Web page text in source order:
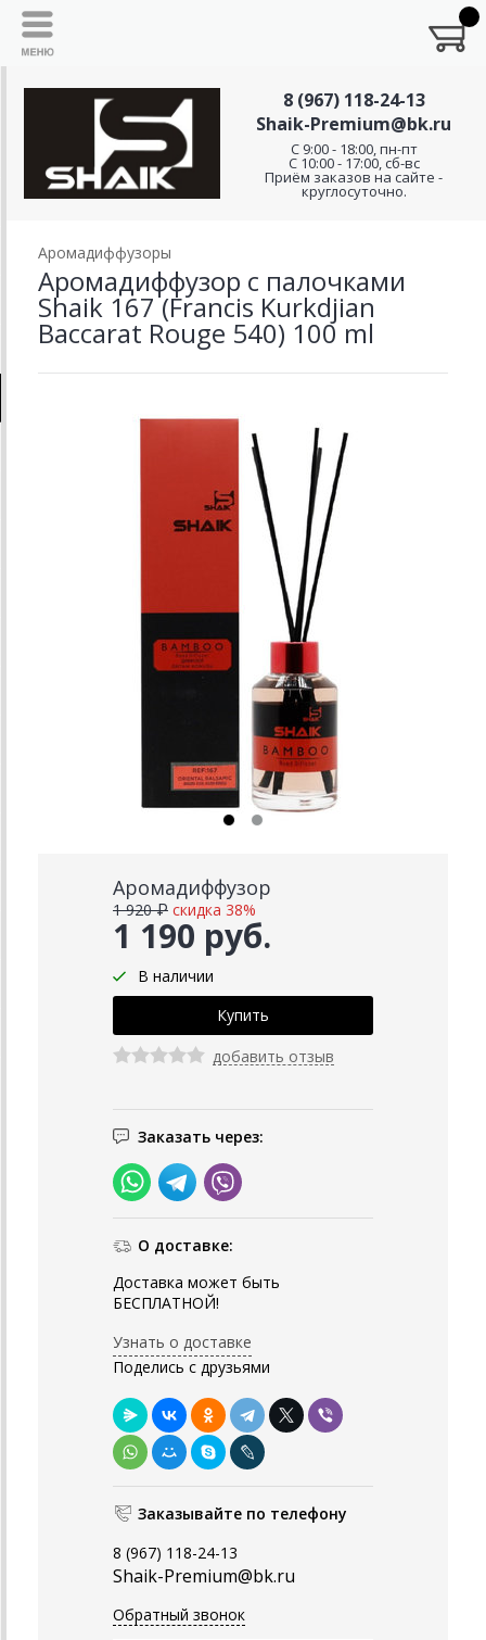
8 (967) 118-24-13
Shaik-Premium@bk.ru
C 9:00 - 18:00, пн-пт
С 10:00 - 17:00, сб-вс
Приём заказов на сайте -
круглосуточно.
Аромадиффузоры
Аромадиффузор с палочками
Shaik 167 (Francis Kurkdjian
Baccarat Rouge 540) 100 ml
Аромадиффузор
1 190 руб.
1 920 ₽ скидка 38%
В наличии
добавить отзыв
Заказать через:
О доставке:
Доставка может быть
БЕСПЛАТНОЙ!
Узнать о доставке
Поделись с друзьями
Заказывайте по телефону
8 (967) 118-24-13
Shaik-Premium@bk.ru
Обратный звонок